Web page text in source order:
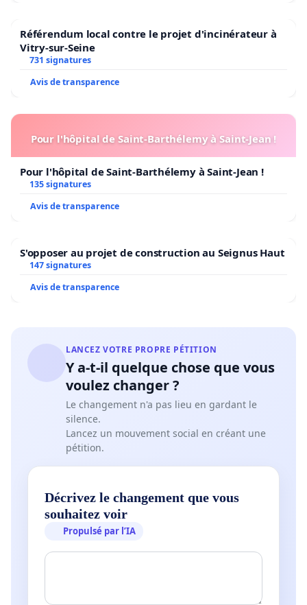
Référendum local contre le projet d'incinérateur à
Vitry-sur-Seine
731 signatures
Avis de transparence
Pour l'hôpital de Saint-Barthélemy à Saint-Jean !
Pour l'hôpital de Saint-Barthélemy à Saint-Jean !
135 signatures
Avis de transparence
S'opposer au projet de construction au Seignus Haut
147 signatures
Avis de transparence
LANCEZ VOTRE PROPRE PÉTITION
Y a-t-il quelque chose que vous
voulez changer ?
Le changement n'a pas lieu en gardant le
silence.
Lancez un mouvement social en créant une
pétition.
Décrivez le changement que vous
souhaitez voir
Propulsé par l’IA